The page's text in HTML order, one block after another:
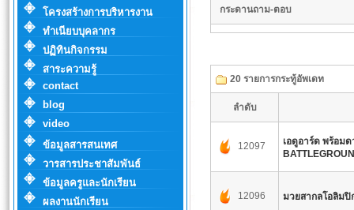
โครงสร้างการบริหารงาน
ทำเนียบบุคลากร
ปฏิทินกิจกรรม
สาระความรู้
contact
blog
video
ข้อมูลสารสนเทศ
วารสารประชาสัมพันธ์
ข้อมูลครูและนักเรียน
ผลงานนักเรียน
กระดานถาม-ตอบ
20 รายการกระทู้อัพเดท
ลำดับ
12097
เอดูอาร์ด พร้อม
12096 มวยสากลโอลิมปิ